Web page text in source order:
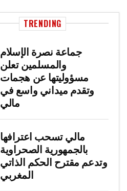
TRENDING
جماعة نصرة الإسلام
والمسلمين تعلن
مسؤوليتها عن هجمات
وتقدم ميداني واسع في
مالي
مالي تسحب اعترافها
بالجمهورية الصحراوية
وتدعم مقترح الحكم الذاتي
المغربي